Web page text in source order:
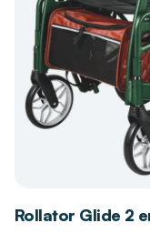
Permet un
geste pour
Garantit une
sur les peaux
Pourquoi
pour l'achat
de santé et
DISTRI CLUB
Rollator Glide 2